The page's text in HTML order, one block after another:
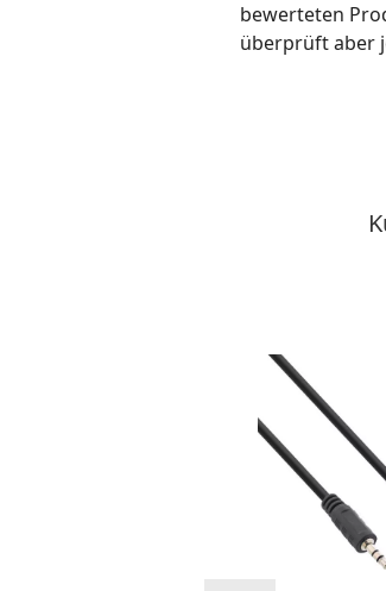
bewerteten
überprüft aber